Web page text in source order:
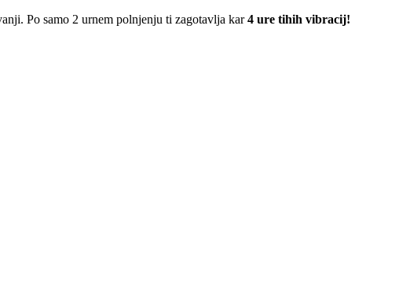
Po samo 2 urnem polnjenju ti zagotavlja kar4 ure tihih vibracij!